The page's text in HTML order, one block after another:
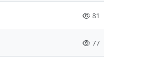
81
77